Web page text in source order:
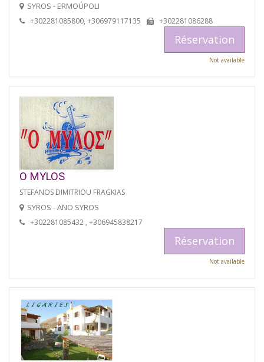
SYROS - ERMOÚPOLI
+302281085800, +306979117135 +302281086288
Réservation
Not available
O MYLOS
STEFANOS DIMITRIOU FRAGKIAS
SYROS - ANO SYROS
+302281085432 , +306945838217
Réservation
Not available